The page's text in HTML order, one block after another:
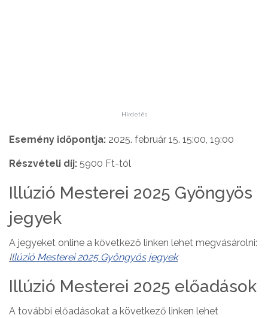
Hirdetés
Esemény időpontja: 2025. február 15. 15:00, 19:00
Részvételi díj: 5900 Ft-tól
Illúzió Mesterei 2025 Gyöngyös
jegyek
A jegyeket online a következő linken lehet megvásárolni:
Illúzió Mesterei 2025 Gyöngyös jegyek
Illúzió Mesterei 2025 előadások
A további előadásokat a következő linken lehet